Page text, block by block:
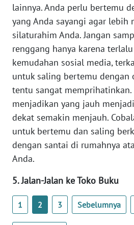
lainnya. Anda perlu bertemu
yang Anda sayangi agar lebih
silaturahim Anda. Jangan
renggang hanya karena
kemudahan sosial media,
untuk saling bertemu dengan
tentu sangat memprihatinkan.
menjadikan yang jauh
dekat semakin menjauh.
untuk bertemu dan saling
dengan santai di rumahnya
Anda.
5. Jalan-Jalan ke Toko Buku
1 2 3 Sebelumnya
WN
KEPRI
WN
PAPUA
PAPUA
BARAT
WN
RIAU
SERAMBI